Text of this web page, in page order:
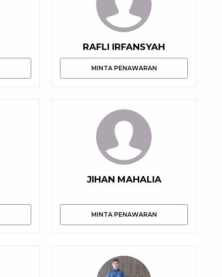
RAFLI IRFANSYAH
MINTA PENAWARAN
JIHAN MAHALIA
MINTA PENAWARAN